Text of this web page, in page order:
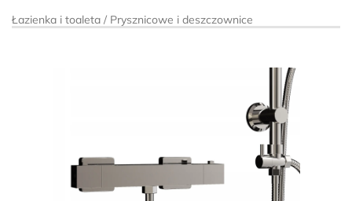
Łazienka i toaleta Prysznicowe i deszczownice